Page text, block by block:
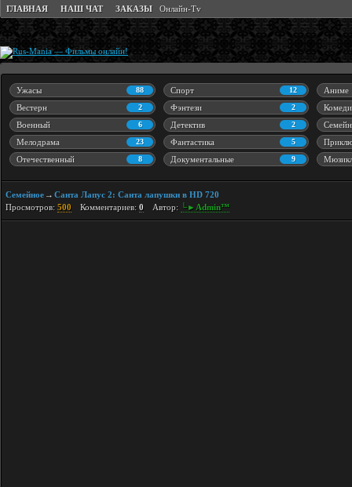
ГЛАВНАЯ НАШ ЧАТ ЗАКАЗЫ Онлайн-Tv
88
Ужасы 12
Спорт Аниме
2
Вестерн 2
Фэнтези
6
Военный 2
Детектив
23
Мелодрама 5
Фантастика
8
Отечественный 9
Документальные
Семейное → Санта Лапус 2: Санта лапушки в HD 720
Просмотров: 500 Комментариев: 0 Автор: └►Admin™